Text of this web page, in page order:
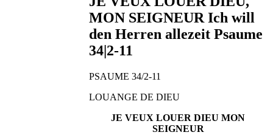
MON SEIGNEUR Ich will
den Herren allezeit Psaume
34|2-11
PSAUME 34/2-11
LOUANGE DE DIEU
JE VEUX LOUER DIEU MON
SEIGNEUR